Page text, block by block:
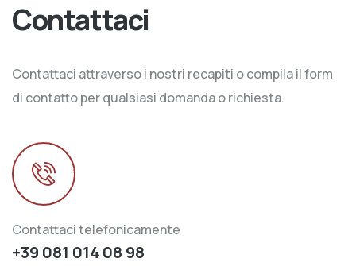
Contattaci
Contattaci attraverso i nostri recapiti o compila il form
di contatto per qualsiasi domanda o richiesta.
Contattaci telefonicamente
+39 081 014 08 98